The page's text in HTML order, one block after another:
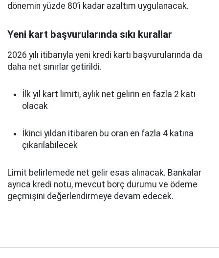
dönemin yüzde 80’i kadar azaltım uygulanacak.
Yeni kart başvurularında sıkı kurallar
2026 yılı itibarıyla yeni kredi kartı başvurularında da
daha net sınırlar getirildi.
İlk yıl kart limiti, aylık net gelirin en fazla 2 katı
olacak
İkinci yıldan itibaren bu oran en fazla 4 katına
çıkarılabilecek
Limit belirlemede net gelir esas alınacak. Bankalar
ayrıca kredi notu, mevcut borç durumu ve ödeme
geçmişini değerlendirmeye devam edecek.